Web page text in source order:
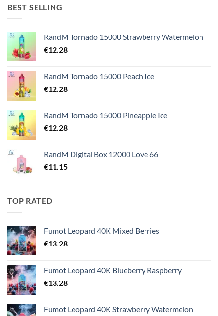
BEST SELLING
RandM Tornado 15000 Strawberry Watermelon
€12.28
RandM Tornado 15000 Peach Ice
€12.28
RandM Tornado 15000 Pineapple Ice
€12.28
RandM Digital Box 12000 Love 66
€11.15
TOP RATED
Fumot Leopard 40K Mixed Berries
€13.28
Fumot Leopard 40K Blueberry Raspberry
€13.28
Fumot Leopard 40K Strawberry Watermelon